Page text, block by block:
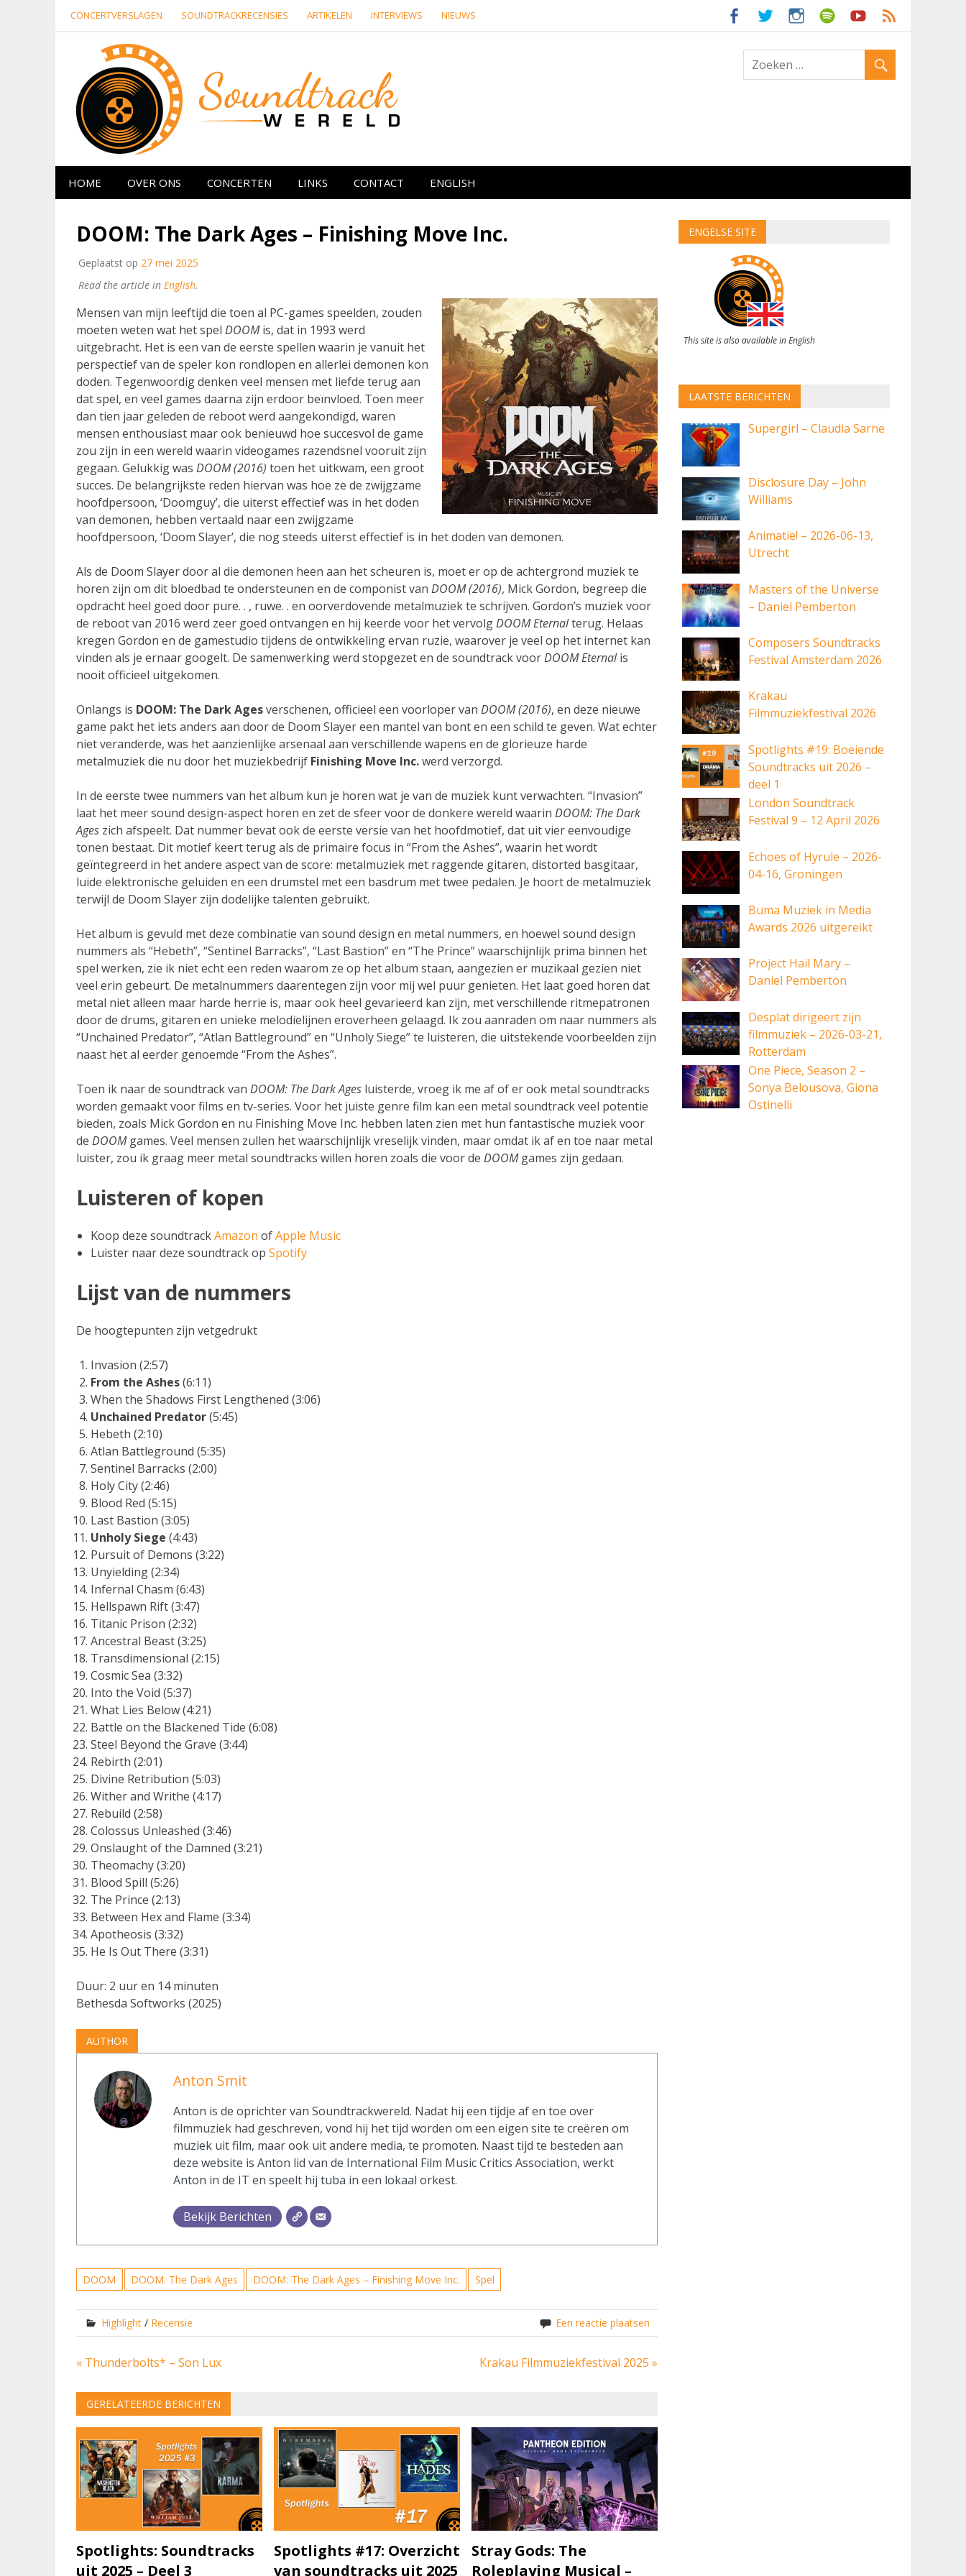
CONCERTVERSLAGEN SOUNDTRACKRECENSIES ARTIKELEN INTERVIEWS NIEUWS
Website over filmmuziek en muziek van andere media
HOME OVER ONS CONCERTEN LINKS CONTACT ENGLISH
DOOM: The Dark Ages – Finishing Move Inc.
Geplaatst op 27 mei 2025
Read the article in English.
Mensen van mijn leeftijd die toen al PC-games speelden, zouden
moeten weten wat het spel DOOMis, dat in 1993 werd
uitgebracht. Het is een van de eerste spellen waarin je vanuit het
perspectief van de speler kon rondlopen en allerlei demonen kon
doden. Tegenwoordig denken veel mensen met liefde terug aan
dat spel, en veel games daarna zijn erdoor beïnvloed. Toen meer
dan tien jaar geleden de reboot werd aangekondigd, waren
mensen enthousiast maar ook benieuwd hoe succesvol de game
zou zijn in een wereld waarin videogames razendsnel vooruit zijn
gegaan. Gelukkig was DOOM (2016) toen het uitkwam, een groot
succes. De belangrijkste reden hiervan was hoe ze de zwijgzame
hoofdpersoon, ‘Doomguy’, die uiterst effectief was in het doden
van demonen, hebben vertaald naar een zwijgzame
hoofdpersoon, ‘Doom Slayer’, die nog steeds uiterst effectief is in het doden van demonen.
Als de Doom Slayer door al die demonen heen aan het scheuren is, moet er op de achtergrond muziek te
horen zijn om dit bloedbad te ondersteunen en de componist van DOOM (2016), Mick Gordon, begreep die
opdracht heel goed door pure. . , ruwe. . en oorverdovende metalmuziek te schrijven. Gordon’s muziek voor
de reboot van 2016 werd zeer goed ontvangen en hij keerde voor het vervolgDOOM Eternalterug. Helaas
kregen Gordon en de gamestudio tijdens de ontwikkeling ervan ruzie, waarover je veel op het internet kan
vinden als je ernaar googelt. De samenwerking werd stopgezet en de soundtrack voorDOOM Eternalis
nooit officieel uitgekomen.
Onlangs is DOOM: The Dark Agesverschenen, officieel een voorloper van DOOM (2016), en deze nieuwe
game pakt het iets anders aan door de Doom Slayer een mantel van bont en een schild te geven. Wat echter
niet veranderde, was het aanzienlijke arsenaal aan verschillende wapens en de glorieuze harde
metalmuziek die nu door het muziekbedrijf Finishing Move Inc.werd verzorgd.
In de eerste twee nummers van het album kun je horen wat je van de muziek kunt verwachten. “Invasion”
laat het meer sound design-aspect horen en zet de sfeer voor de donkere wereld waarin DOOM: The Dark
Ageszich afspeelt. Dat nummer bevat ook de eerste versie van het hoofdmotief, dat uit vier eenvoudige
tonen bestaat. Dit motief keert terug als de primaire focus in “From the Ashes”, waarin het wordt
geïntegreerd in het andere aspect van de score: metalmuziek met raggende gitaren, distorted basgitaar,
luide elektronische geluiden en een drumstel met een basdrum met twee pedalen. Je hoort de metalmuziek
terwijl de Doom Slayer zijn dodelijke talenten gebruikt.
Het album is gevuld met deze combinatie van sound design en metal nummers, en hoewel sound design
nummers als “Hebeth”, “Sentinel Barracks”, “Last Bastion” en “The Prince” waarschijnlijk prima binnen het
spel werken, zie ik niet echt een reden waarom ze op het album staan, aangezien er muzikaal gezien niet
veel erin gebeurt. De metalnummers daarentegen zijn voor mij wel puur genieten. Het laat goed horen dat
metal niet alleen maar harde herrie is, maar ook heel gevarieerd kan zijn, met verschillende ritmepatronen
door de drums, gitaren en unieke melodielijnen eroverheen gelaagd. Ik zou aanraden om naar nummers als
“Unchained Predator”, “Atlan Battleground” en “Unholy Siege” te luisteren, die uitstekende voorbeelden zijn
naast het al eerder genoemde “From the Ashes”.
Toen ik naar de soundtrack van DOOM: The Dark Agesluisterde, vroeg ik me af of er ook metal soundtracks
worden gemaakt voor films en tv-series. Voor het juiste genre film kan een metal soundtrack veel potentie
bieden, zoals Mick Gordon en nu Finishing Move Inc. hebben laten zien met hun fantastische muziek voor
de DOOMgames. Veel mensen zullen het waarschijnlijk vreselijk vinden, maar omdat ik af en toe naar metal
luister, zou ik graag meer metal soundtracks willen horen zoals die voor de DOOMgames zijn gedaan.
Luisteren of kopen
Koop deze soundtrackAmazon ofApple Music
Luister naar deze soundtrack op Spotify
Lijst van de nummers
De hoogtepunten zijn vetgedrukt
Invasion (2:57)
From the Ashes(6:11)
When the Shadows First Lengthened (3:06)
Unchained Predator(5:45)
Hebeth (2:10)
Atlan Battleground (5:35)
Sentinel Barracks (2:00)
Holy City (2:46)
Blood Red (5:15)
Last Bastion (3:05)
Unholy Siege (4:43)
Pursuit of Demons (3:22)
Unyielding (2:34)
Infernal Chasm (6:43)
Hellspawn Rift (3:47)
Titanic Prison (2:32)
Ancestral Beast (3:25)
Transdimensional (2:15)
Cosmic Sea (3:32)
Into the Void (5:37)
What Lies Below (4:21)
Battle on the Blackened Tide (6:08)
Steel Beyond the Grave (3:44)
Rebirth (2:01)
Divine Retribution (5:03)
Wither and Writhe (4:17)
Rebuild (2:58)
Colossus Unleashed (3:46)
Onslaught of the Damned (3:21)
Theomachy (3:20)
Blood Spill (5:26)
The Prince (2:13)
Between Hex and Flame (3:34)
Apotheosis (3:32)
He Is Out There (3:31)
Duur: 2 uur en 14 minuten
Bethesda Softworks (2025)
AUTHOR
Anton Smit
Anton is de oprichter van Soundtrackwereld. Nadat hij een tijdje af en toe over
filmmuziek had geschreven, vond hij het tijd worden om een eigen site te creëren om
muziek uit film, maar ook uit andere media, te promoten. Naast tijd te besteden aan
deze website is Anton lid van de International Film Music Critics Association, werkt
Anton in de IT en speelt hij tuba in een lokaal orkest.
Bekijk Berichten
DOOM DOOM: The Dark Ages DOOM: The Dark Ages – Finishing Move Inc. Spel
Highlight/ Recensie Een reactie plaatsen
Bericht
navigatie
« Thunderbolts* – Son Lux Krakau Filmmuziekfestival 2025 »
GERELATEERDE BERICHTEN
Spotlights: Soundtracks
uit 2025 – Deel 3
Spotlights #17: Overzicht
van soundtracks uit 2025
Stray Gods: The
Roleplaying Musical –
ENGELSE SITE
This site is also available in English
LAATSTE BERICHTEN
Supergirl – Claudia Sarne
Disclosure Day – John
Williams
Animatie! – 2026-06-13,
Utrecht
Masters of the Universe
– Daniel Pemberton
Composers Soundtracks
Festival Amsterdam 2026
Krakau
Filmmuziekfestival 2026
Spotlights #19: Boeiende
Soundtracks uit 2026 –
deel 1
London Soundtrack
Festival 9 – 12 April 2026
Echoes of Hyrule – 2026-
04-16, Groningen
Buma Muziek in Media
Awards 2026 uitgereikt
Project Hail Mary –
Daniel Pemberton
Desplat dirigeert zijn
filmmuziek – 2026-03-21,
Rotterdam
One Piece, Season 2 –
Sonya Belousova, Giona
Ostinelli